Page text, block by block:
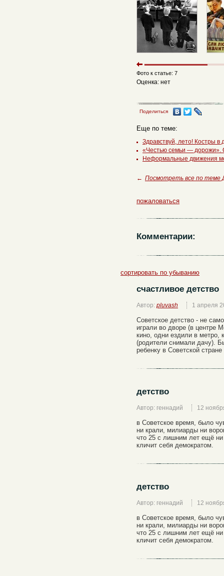
Фото к статье: 7
Оценка: нет
Поделиться
Еще по теме:
Здравствуй, лето! Костры в
«Честью семьи — дорожи».
Неформальные движения
← Посмотреть все по теме
пожаловаться
Комментарии:
сортировать по убыванию
счастливое детство
Автор: pluvash 1 апреля
Советское детство - не
играли во дворе (в центре
кино, одни ездили в метро,
(родители снимали дачу).
ребенку в Советской
детство
Автор: геннадий 12
в Советское время, было
ни крали, милиарды ни
что 25 с лишним лет ещё
кличит себя демократом.
детство
Автор: геннадий 12
в Советское время, было
ни крали, милиарды ни
что 25 с лишним лет ещё
кличит себя демократом.